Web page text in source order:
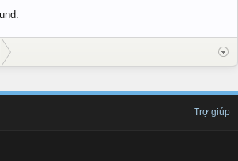
Trợ giúp